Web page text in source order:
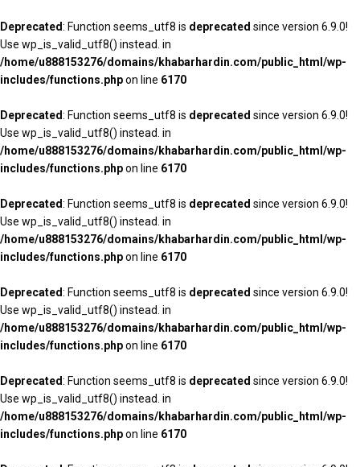
Deprecated: Function seems_utf8 is deprecated since version 6.9.0!
Use wp_is_valid_utf8() instead. in
/home/u888153276/domains/khabarhardin.com/public_html/wp-
includes/functions.phpon line 6170
Deprecated: Function seems_utf8 is deprecated since version 6.9.0!
Use wp_is_valid_utf8() instead. in
/home/u888153276/domains/khabarhardin.com/public_html/wp-
includes/functions.phpon line 6170
Deprecated: Function seems_utf8 is deprecated since version 6.9.0!
Use wp_is_valid_utf8() instead. in
/home/u888153276/domains/khabarhardin.com/public_html/wp-
includes/functions.phpon line 6170
Deprecated: Function seems_utf8 is deprecated since version 6.9.0!
Use wp_is_valid_utf8() instead. in
/home/u888153276/domains/khabarhardin.com/public_html/wp-
includes/functions.phpon line 6170
Deprecated: Function seems_utf8 is deprecated since version 6.9.0!
Use wp_is_valid_utf8() instead. in
/home/u888153276/domains/khabarhardin.com/public_html/wp-
includes/functions.phpon line 6170